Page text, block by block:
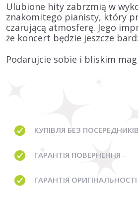
Ulubione hity zabrzmią w
znakomitego pianisty, który
czarującą atmosferę. Jego
że koncert będzie jeszcze
Podarujcie sobie i bliskim
КУПІВЛЯ БЕЗ ПОСЕРЕДНИКІВ
ГАРАНТІЯ ПОВЕРНЕННЯ
ГАРАНТІЯ